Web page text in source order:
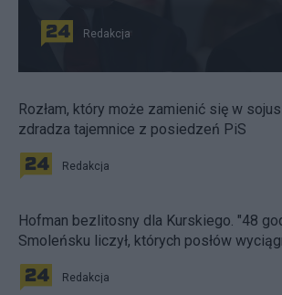
Redakcja
Rozłam, który może zamienić się w
zdradza tajemnice z posiedzeń PiS
Redakcja
Hofman bezlitosny dla Kurskiego. "48
Smoleńsku liczył, których posłów
Redakcja